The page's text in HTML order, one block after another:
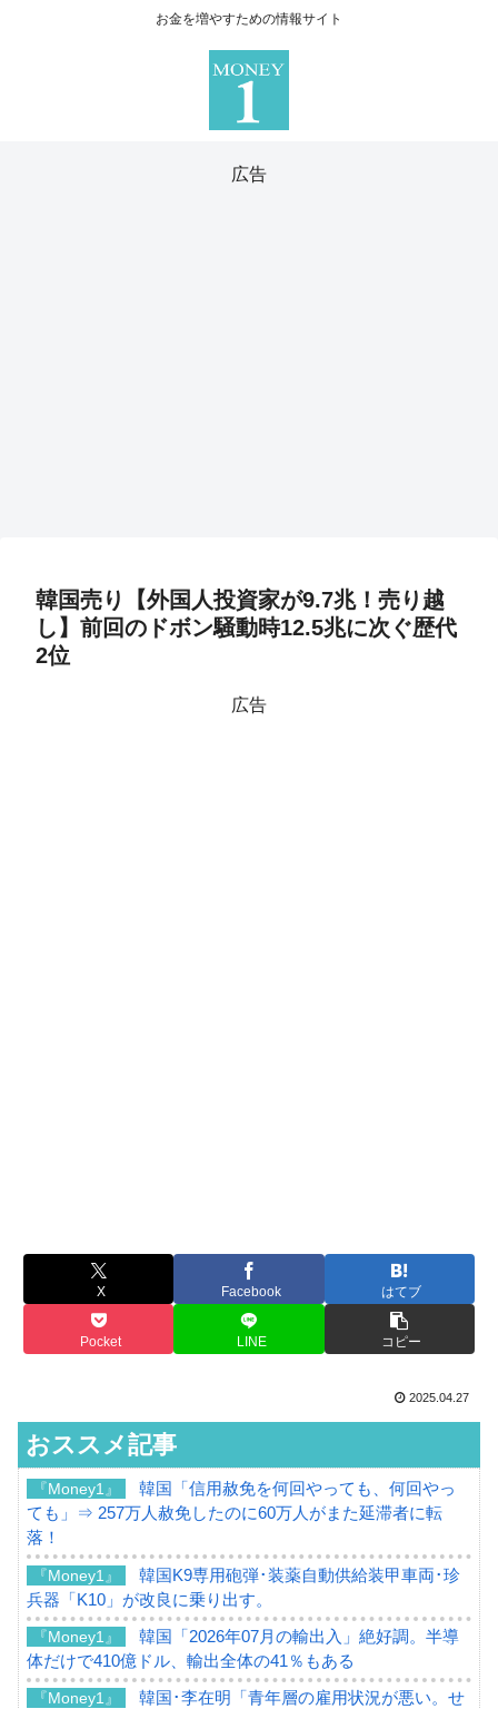
お金を増やすための情報サイト
広告
韓国売り【外国人投資家が9.7兆！売り越
し】前回のドボン騒動時12.5兆に次ぐ歴代
2位
広告
X Facebook はてブ
Pocket LINE コピー
2025.04.27
おススメ記事
『Money1』
韓国「信用赦免を何回やっても、何回やっ
ても」⇒ 257万人赦免したのに60万人がまた延滞者に転
落！
『Money1』
韓国K9専用砲弾･装薬自動供給装甲車両･珍
兵器「K10」が改良に乗り出す。
『Money1』
韓国「2026年07月の輸出入」絶好調。半導
体だけで410億ドル、輸出全体の41％もある
『Money1』
韓国･李在明「青年層の雇用状況が悪い。せ